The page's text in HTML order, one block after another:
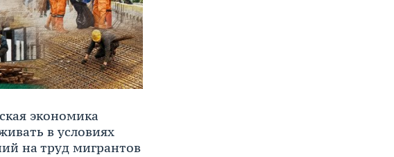
экономика
в условиях
на труд мигрантов